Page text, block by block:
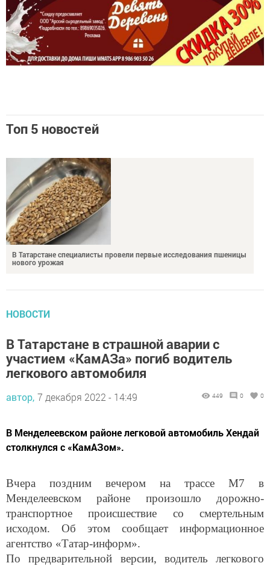
Топ 5 новостей
В Татарстане специалисты провели первые исследования пшеницы
нового урожая
НОВОСТИ
В Татарстане в страшной аварии с
участием «КамАЗа» погиб водитель
легкового автомобиля
автор, 7 декабря 2022 - 14:49 449 0 0
В Менделеевском районе легковой автомобиль Хендай
столкнулся с «КамАЗом».
Вчера поздним вечером на трассе М7 в
Менделеевском районе произошло дорожно-
транспортное происшествие со смертельным
исходом. Об этом сообщает информационное
агентство «Татар-информ».
По предварительной версии, водитель легкового